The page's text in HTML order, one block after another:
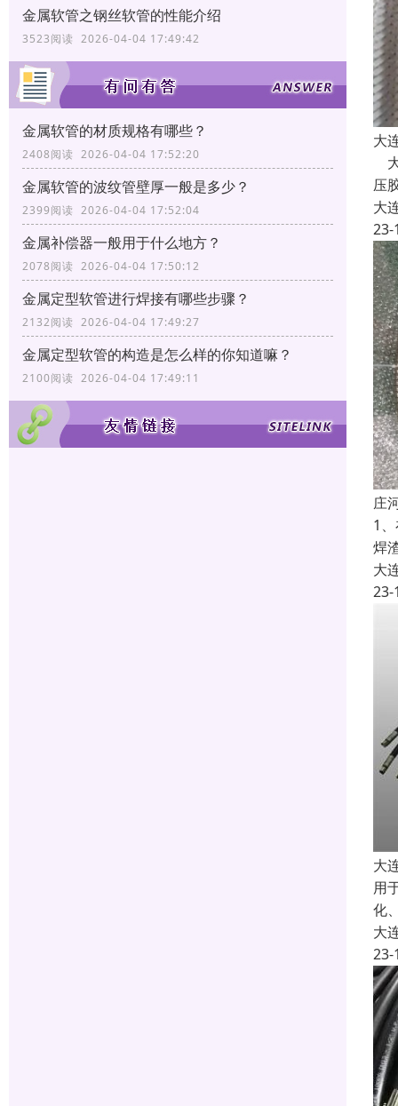
金属软管之钢丝软管的性能介绍
3523阅读 2026-04-04 17:49:42
金属软管的材质规格有哪些？
2408阅读 2026-04-04 17:52:20
金属软管的波纹管壁厚一般是多少？
2399阅读 2026-04-04 17:52:04
金属补偿器一般用于什么地方？
2078阅读 2026-04-04 17:50:12
金属定型软管进行焊接有哪些步骤？
2132阅读 2026-04-04 17:49:27
金属定型软管的构造是怎么样的你知道嘛？
2100阅读 2026-04-04 17:49:11
大
压
大
23-
庄
1
焊
大
23-
大
用
化
大
23-